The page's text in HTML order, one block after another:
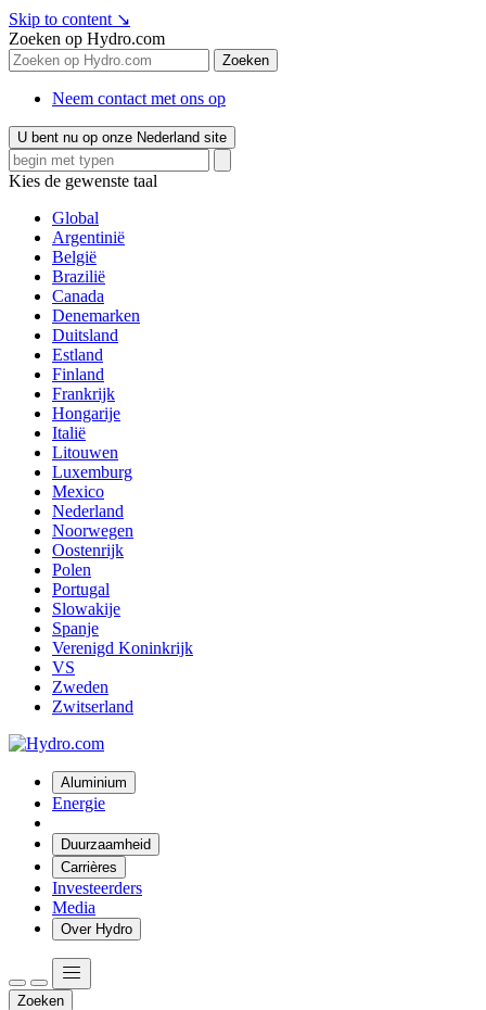
Skip to content ↘
Zoeken op Hydro.com
Zoeken
Neem contact met ons op
U bent nu op onze Nederland site
Kies de gewenste taal
Global
Argentinië
België
Brazilië
Canada
Denemarken
Duitsland
Estland
Finland
Frankrijk
Hongarije
Italië
Litouwen
Luxemburg
Mexico
Nederland
Noorwegen
Oostenrijk
Polen
Portugal
Slowakije
Spanje
Verenigd Koninkrijk
VS
Zweden
Zwitserland
Aluminium
Energie
Duurzaamheid
Carrières
Investeerders
Media
Over Hydro
Zoeken